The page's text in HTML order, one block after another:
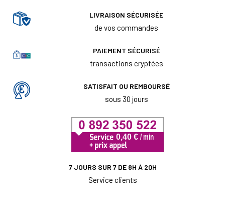
LIVRAISON SÉCURISÉE
de vos commandes
PAIEMENT SÉCURISÉ
transactions cryptées
SATISFAIT OU REMBOURSÉ
sous 30 jours
7 JOURS SUR 7 DE 8H À 20H
Service clients